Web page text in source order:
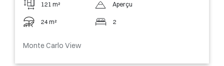
121 m²
24 m²
Aperçu
2
Monte Carlo View